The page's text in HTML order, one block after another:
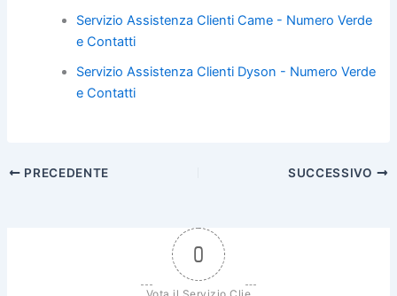
k
Servizio Assistenza Clienti Came - Numero Verde
e Contatti
Servizio Assistenza Clienti Dyson - Numero Verde
e Contatti
PRECEDENTE SUCCESSIVO
0